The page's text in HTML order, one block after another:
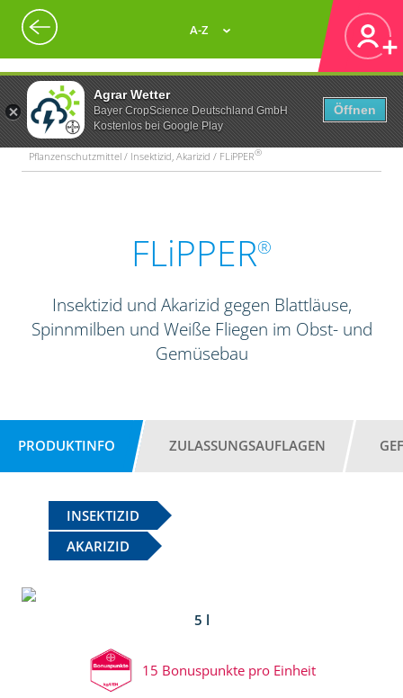
Agrar Wetter
Bayer CropScience Deutschland GmbH
Kostenlos bei Google Play
Öffnen
A-Z
Pflanzenschutzmittel / Insektizid, Akarizid / FLiPPER®
FLiPPER®
Insektizid und Akarizid gegen Blattläuse,
Spinnmilben und Weiße Fliegen im Obst- und
Gemüsebau
PRODUKTINFO ZULASSUNGSAUFLAGEN
INSEKTIZID
AKARIZID
5 l
15 Bonuspunkte pro Einheit